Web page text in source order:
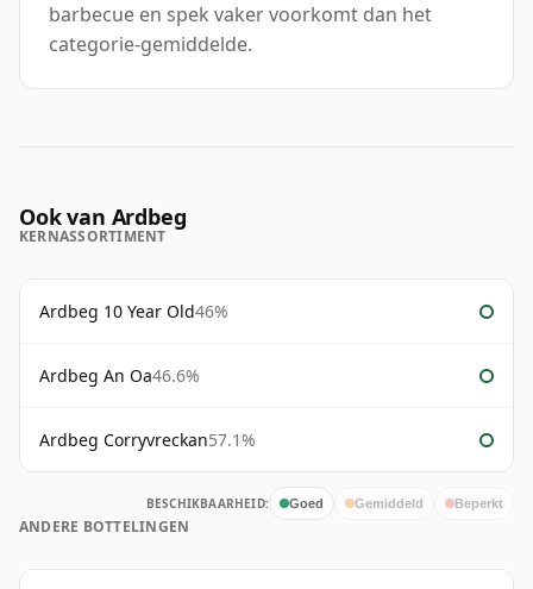
barbecue en spek vaker voorkomt dan het
categorie-gemiddelde.
Ook van Ardbeg
KERNASSORTIMENT
Ardbeg 10 Year Old46%
Ardbeg An Oa46.6%
Ardbeg Corryvreckan57.1%
BESCHIKBAARHEID: Goed Gemiddeld Beperkt
ANDERE BOTTELINGEN